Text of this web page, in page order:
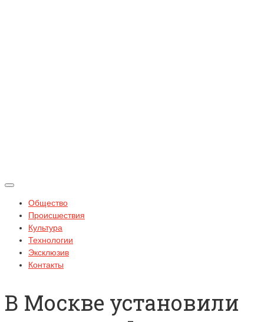
Общество
Происшествия
Культура
Технологии
Эксклюзив
Контакты
В Москве установили